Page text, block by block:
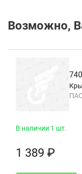
Возможно,
В наличии 1 шт.
1 389 ₽